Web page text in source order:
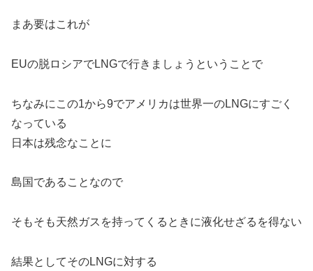
まあ要はこれが
EUの脱ロシアでLNGで行きましょうということで
ちなみにこの1から9でアメリカは世界一のLNGにすごく
なっている
日本は残念なことに
島国であることなので
そもそも天然ガスを持ってくるときに液化せざるを得ない
結果としてそのLNGに対する